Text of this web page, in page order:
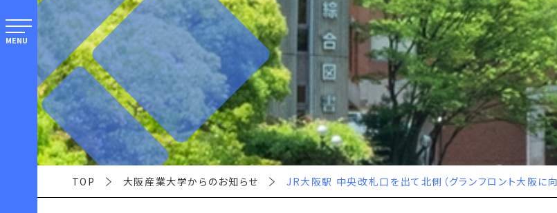
MENU
TOP 大阪産業大学からのお知らせ JR大阪駅 中央改札口を出て北側（グランフロント大阪に